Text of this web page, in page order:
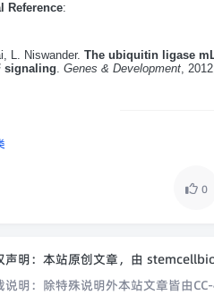
Reference:
L. Niswander. The ubiquitin ligase
signaling. Genes & Development,
0
明： 本站原创文章，由
明： 除特殊说明外本站文章皆由